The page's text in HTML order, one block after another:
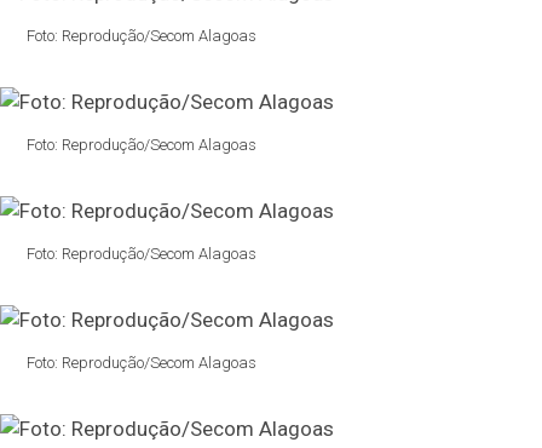
Foto: Reprodução/Secom Alagoas
Foto: Reprodução/Secom Alagoas
Foto: Reprodução/Secom Alagoas
Foto: Reprodução/Secom Alagoas